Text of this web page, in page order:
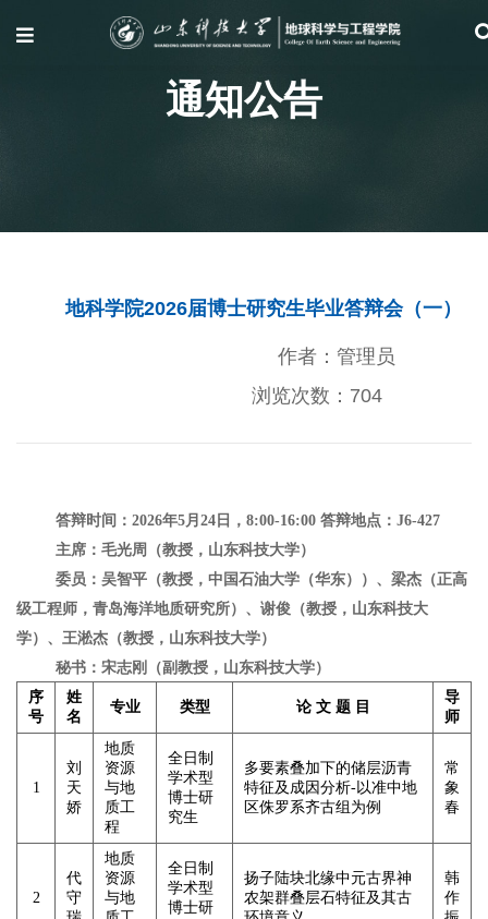
通知公告
地科学院2026届博士研究生毕业答辩会（一）
作者：管理员
浏览次数： 704
答辩时间： 2026年5月 24 日， 8:00-16:00 答辩地点： J6-427
主席：毛光周（教授，山东科技大学）
委员：吴智平（教授，中国石油大学（华东））、梁杰（正高
级工程师，青岛海洋地质研究所）、谢俊（教授，山东科技大
学）、王淞杰（教授，山东科技大学）
秘书：宋志刚（副教授，山东科技大学）
序
号
姓
名
专业 类型 论 文 题 目
导
师
1
刘
天
娇
地质
资源
与地
质工
程
全日制
学术型
博士研
究生
多要素叠加下的储层沥青
特征及成因分析-以准中地
区侏罗系齐古组为例
常
象
春
2
代
守
地质
资源
与地
全日制
学术型
博士研
扬子陆块北缘中元古界神
农架群叠层石特征及其古
韩
作